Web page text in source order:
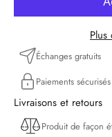
Échanges gratuits
Paiements sécurisés
Livraisons et retours
Produit de façon